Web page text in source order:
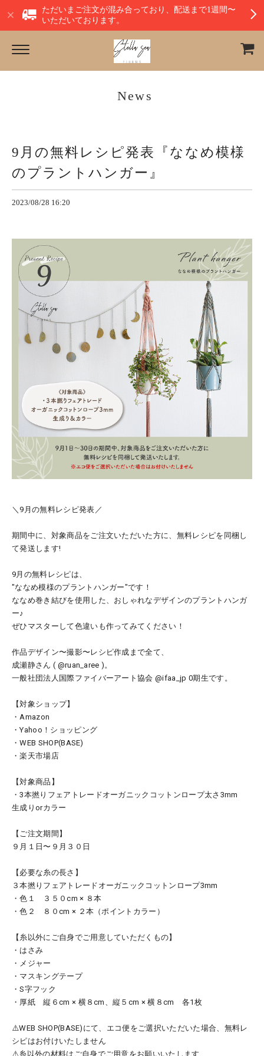
ただいまご注文が混み合っており、配送まで1週間〜
いただいております。
News
9月の無料レシピ発表『ななめ模様
のプラントハンガー』
2023/08/28 16:20
＼9月の無料レシピ発表／
期間中に、対象商品をご注文いただいた方に、無料レシピを同梱し
て発送します!
9月の無料レシピは、
"ななめ模様のプラントハンガー"です！
ななめ巻き結びを使用した、おしゃれなデザインのプラントハンガ
ー♪
ぜひマスターして色違いも作ってみてください！
作品デザイン〜撮影〜レシピ作成まで全て、
成瀬静さん ( @ruan_aree )。
一般社団法人国際ファイバーアート協会 @ifaa_jp 0期生です。
【対象ショップ】
・Amazon
・Yahoo！ショッピング
・WEB SHOP(BASE)
・楽天市場店
【対象商品】
・3本撚りフェアトレードオーガニックコットンロープ太さ3mm
生成りorカラー
【ご注文期間】
９月１日〜９月３０日
【必要な糸の長さ】
３本撚りフェアトレードオーガニックコットンロープ3mm
・色１ ３５０cm × ８本
・色２ ８０cm × ２本（ポイントカラー）
【糸以外にご自身でご用意していただくもの】
・はさみ
・メジャー
・マスキングテープ
・S字フック
・厚紙 縦６cm × 横８cm、縦５cm × 横８cm 各1枚
⚠️WEB SHOP(BASE)にて、エコ便をご選択いただいた場合、無料レ
シピはお付けいたしません
⚠️糸以外の材料はご自身でご用意をお願いいたします